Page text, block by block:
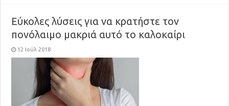
Εύκολες λύσεις για να κρατήστε τον
πονόλαιμο μακριά αυτό το καλοκαίρι
12 Ιούλ 2018